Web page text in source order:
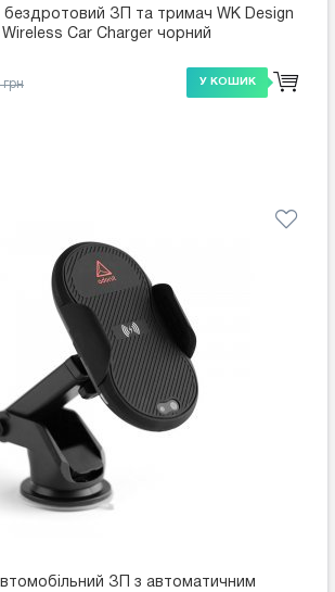
бездротовий ЗП та тримач WK Design
Car Charger чорний
грн У КОШИК
ЗП з автоматичним